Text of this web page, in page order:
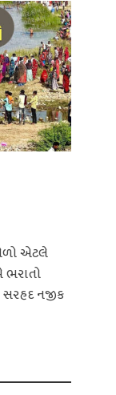
એટલે
ભરાતો
સરહદ નજીક